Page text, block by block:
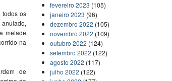
todos os
metade
na
de
fevereiro 2023 (105)
janeiro 2023 (96)
dezembro 2022 (105)
novembro 2022 (109)
outubro 2022 (124)
setembro 2022 (122)
agosto 2022 (117)
julho 2022 (122)